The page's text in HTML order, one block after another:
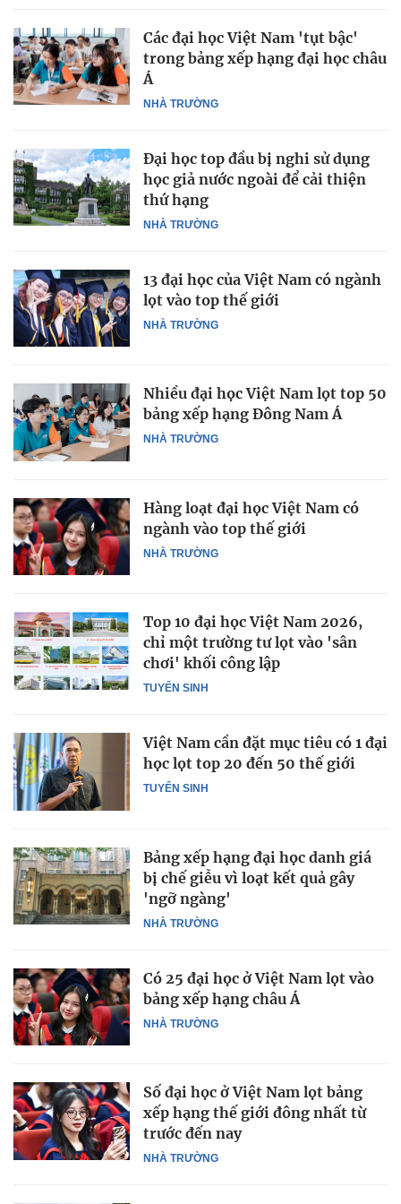
NHÀ TRƯỜNG
Các đại học Việt Nam 'tụt bậc'
trong bảng xếp hạng đại học châu
Á
NHÀ TRƯỜNG
Đại học top đầu bị nghi sử dụng
học giả nước ngoài để cải thiện
thứ hạng
NHÀ TRƯỜNG
13 đại học của Việt Nam có ngành
lọt vào top thế giới
NHÀ TRƯỜNG
Nhiều đại học Việt Nam lọt top 50
bảng xếp hạng Đông Nam Á
NHÀ TRƯỜNG
Hàng loạt đại học Việt Nam có
ngành vào top thế giới
TUYỂN SINH
Top 10 đại học Việt Nam 2026,
chỉ một trường tư lọt vào 'sân
chơi' khối công lập
TUYỂN SINH
Việt Nam cần đặt mục tiêu có 1 đại
học lọt top 20 đến 50 thế giới
NHÀ TRƯỜNG
Bảng xếp hạng đại học danh giá
bị chế giễu vì loạt kết quả gây
'ngỡ ngàng'
NHÀ TRƯỜNG
Có 25 đại học ở Việt Nam lọt vào
bảng xếp hạng châu Á
NHÀ TRƯỜNG
Số đại học ở Việt Nam lọt bảng
xếp hạng thế giới đông nhất từ
trước đến nay